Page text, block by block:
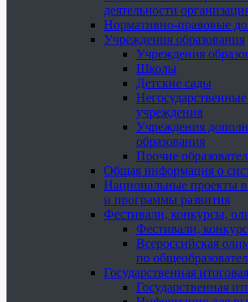
деятельности
Нормативно-правовые
Учреждения образования
Учреждения
Школы
Детские сады
учреждения
Учреждения
образования
Прочие
Общая информация о
Национальные проекты в
и программы развития
Фестивали, конкурсы,
Фестивали,
Всероссийская
по
Государственная
Государственная